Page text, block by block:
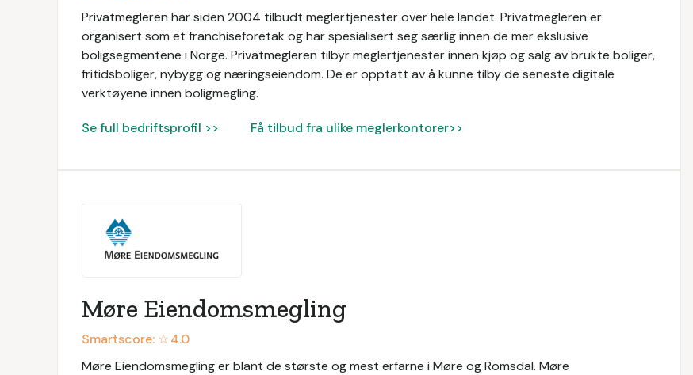
Privatmegleren har siden 2004 tilbudt meglertjenester over hele landet. Privatmegleren er
organisert som et franchiseforetak og har spesialisert seg særlig innen de mer ekslusive
boligsegmentene i Norge. Privatmegleren tilbyr meglertjenester innen kjøp og salg av brukte boliger,
fritidsboliger, nybygg og næringseiendom. De er opptatt av å kunne tilby de seneste digitale
verktøyene innen boligmegling.
Se full bedriftsprofil >> Få tilbud fra ulike meglerkontorer>>
Møre Eiendomsmegling
Smartscore: ☆4.0
Møre Eiendomsmegling er blant de største og mest erfarne i Møre og Romsdal. Møre